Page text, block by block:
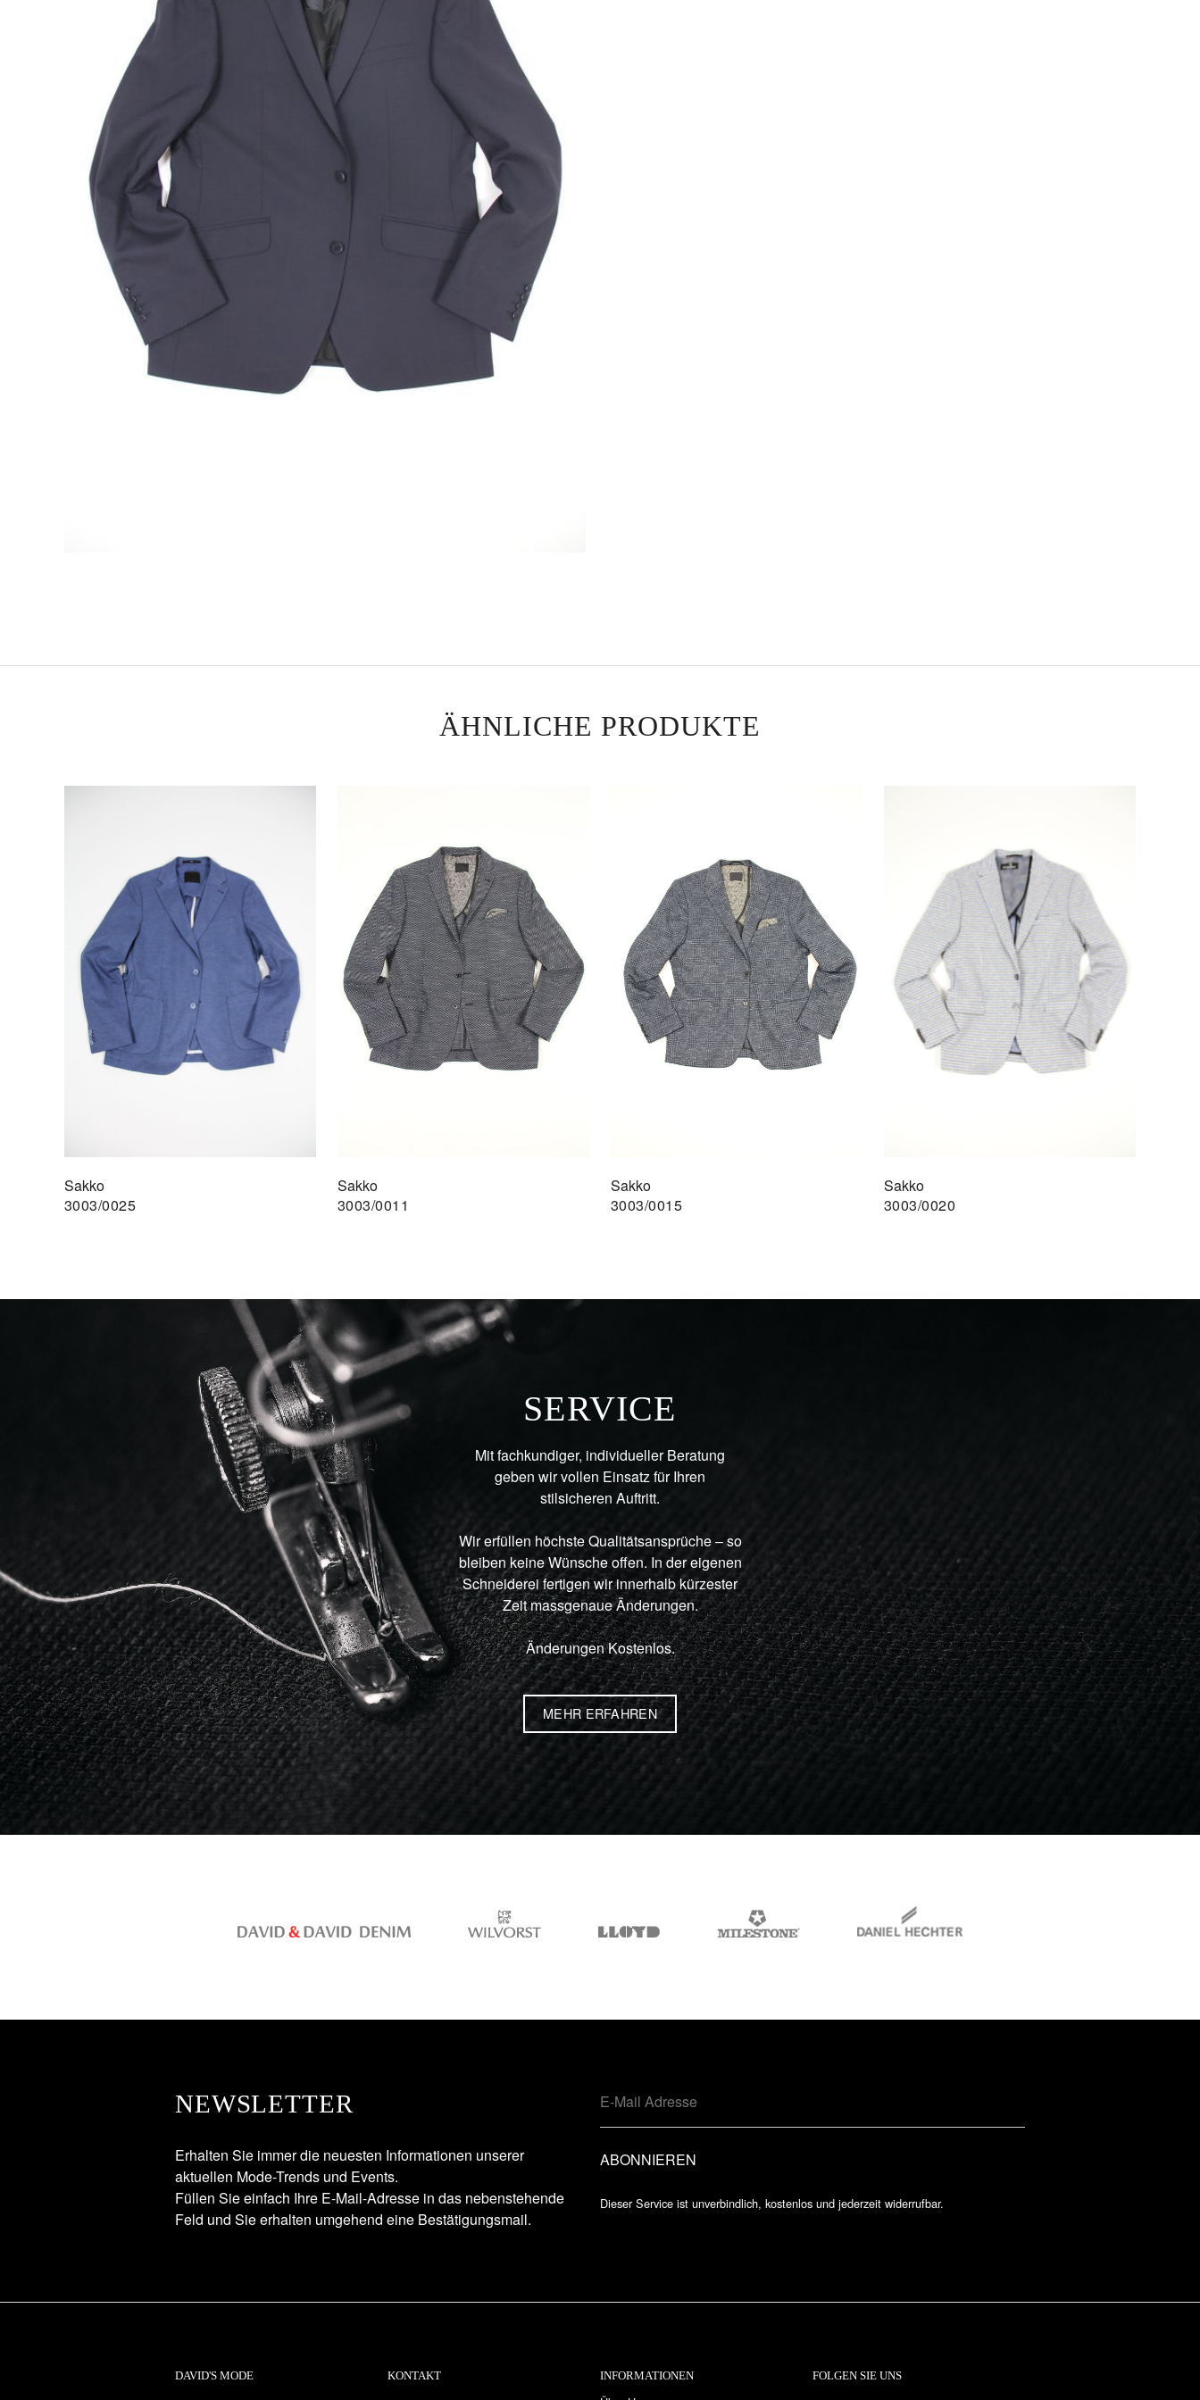
Sakko
3003/0017
Mit den exklusiven Herren Sakkos von Davids Mode fällt
man immer stilgerecht auf. Ob zur Arbeit oder in der
Freizeit, mit einem Sakko macht man nichts falsch.
Taillierte Passform
ÄHNLICHE PRODUKTE
Sakko
3003/0025
Sakko
3003/0011
Sakko
3003/0015
Sakko
3003/0020
SERVICE
Mit fachkundiger, individueller Beratung
geben wir vollen Einsatz für Ihren
stilsicheren Auftritt.
Wir erfüllen höchste Qualitätsansprüche – so
bleiben keine Wünsche offen. In der eigenen
Schneiderei fertigen wir innerhalb kürzester
Zeit massgenaue Änderungen.
Änderungen Kostenlos.
MEHR ERFAHREN
NEWSLETTER
Erhalten Sie immer die neuesten Informationen unserer
aktuellen Mode-Trends und Events.
Füllen Sie einfach Ihre E-Mail-Adresse in das nebenstehende
Feld und Sie erhalten umgehend eine Bestätigungsmail.
Dieser Service ist unverbindlich, kostenlos und jederzeit widerrufbar.
DAVID'S MODE KONTAKT INFORMATIONEN FOLGEN SIE UNS